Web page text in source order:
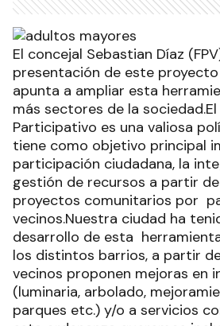
El concejal Sebastian Díaz
presentación de este
apunta a ampliar esta
más sectores de la
Participativo es una valiosa
tiene como objetivo principal
participación ciudadana, la
gestión de recursos a partir
proyectos comunitarios por
vecinos.Nuestra ciudad ha
desarrollo de esta
los distintos barrios, a partir
vecinos proponen mejoras en
(luminaria, arbolado,
parques etc.) y/o a servicios